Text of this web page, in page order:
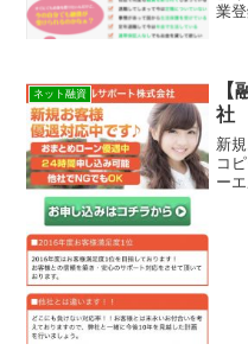
業
ン
ネット融資
【
社
新
コ
ー